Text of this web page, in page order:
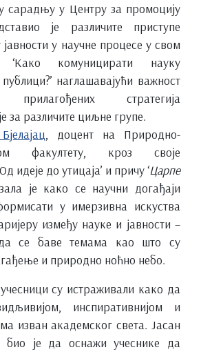
сарадњу у Центру за промоцију
је различите приступе
у научне процесе у свом
‘Како комуницирати науку
наглашавајући важност
прилагођених стратегија
за различите циљне групе.
, доцент на Природно-
факултету, кроз своје
идеје до утицаја’ и причу ‘Царпе
је како се научни догађаји
у имерзивна искуства
између науке и јавности –
се баве темама као што су
и природно ноћно небо.
су истраживали како да
инспиративнијом и
изван академског света. Јасан
је да оснажи учеснике да